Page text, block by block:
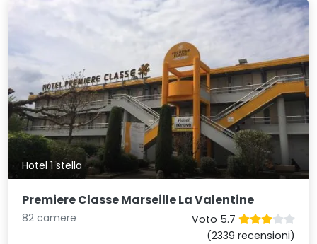
Hotel 1 stella
Premiere Classe Marseille La Valentine
82 camere
Voto 5.7
(2339 recensioni)